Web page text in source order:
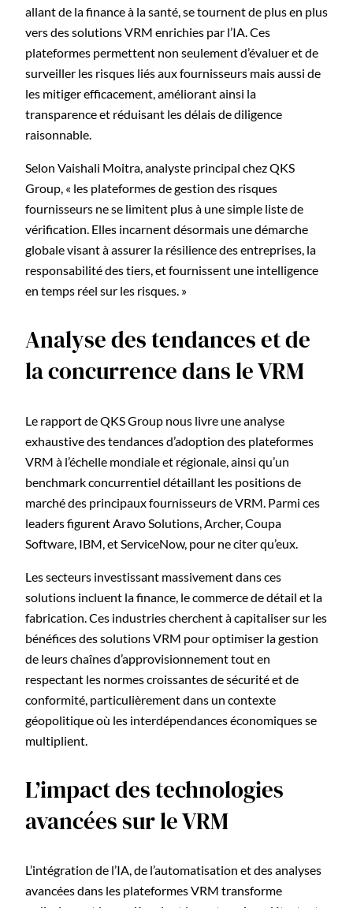
allant de la finance à la santé, se tournent de plus en plus
vers des solutions VRM enrichies par l’IA. Ces
plateformes permettent non seulement d’évaluer et de
surveiller les risques liés aux fournisseurs mais aussi de
les mitiger efficacement, améliorant ainsi la
transparence et réduisant les délais de diligence
raisonnable.
Selon Vaishali Moitra, analyste principal chez QKS
Group, « les plateformes de gestion des risques
fournisseurs ne se limitent plus à une simple liste de
vérification. Elles incarnent désormais une démarche
globale visant à assurer la résilience des entreprises, la
responsabilité des tiers, et fournissent une intelligence
en temps réel sur les risques. »
Analyse des tendances et de
la concurrence dans le VRM
Le rapport de QKS Group nous livre une analyse
exhaustive des tendances d’adoption des plateformes
VRM à l’échelle mondiale et régionale, ainsi qu’un
benchmark concurrentiel détaillant les positions de
marché des principaux fournisseurs de VRM. Parmi ces
leaders figurent Aravo Solutions, Archer, Coupa
Software, IBM, et ServiceNow, pour ne citer qu’eux.
Les secteurs investissant massivement dans ces
solutions incluent la finance, le commerce de détail et la
fabrication. Ces industries cherchent à capitaliser sur les
bénéfices des solutions VRM pour optimiser la gestion
de leurs chaînes d’approvisionnement tout en
respectant les normes croissantes de sécurité et de
conformité, particulièrement dans un contexte
géopolitique où les interdépendances économiques se
multiplient.
L’impact des technologies
avancées sur le VRM
L’intégration de l’IA, de l’automatisation et des analyses
avancées dans les plateformes VRM transforme